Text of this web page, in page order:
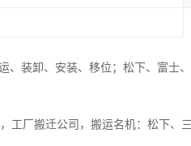
、装卸、安装、移位；松下、富士
工厂搬迁公司，搬运名机：松下、